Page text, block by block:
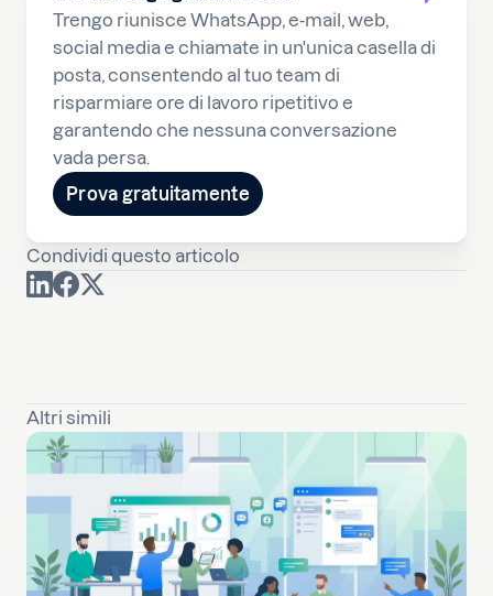
Trengo riunisce WhatsApp, e-mail, web,
social media e chiamate in un'unica casella di
posta, consentendo al tuo team di
risparmiare ore di lavoro ripetitivo e
garantendo che nessuna conversazione
vada persa.
Prova gratuitamente
Condividi questo articolo
Altri simili